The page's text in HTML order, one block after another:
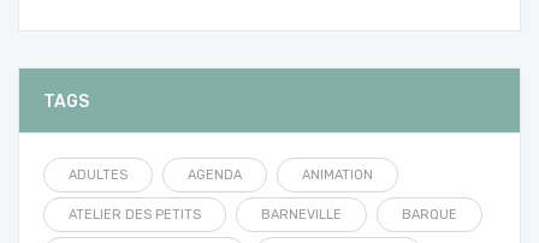
TAGS
ADULTES AGENDA ANIMATION
ATELIER DES PETITS BARNEVILLE BARQUE